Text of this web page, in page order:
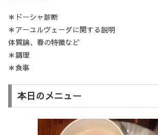
＊ドーシャ診断
＊アーユルヴェーダに関する説明
体質論、春の特徴など
＊調理
＊食事
本日のメニュー